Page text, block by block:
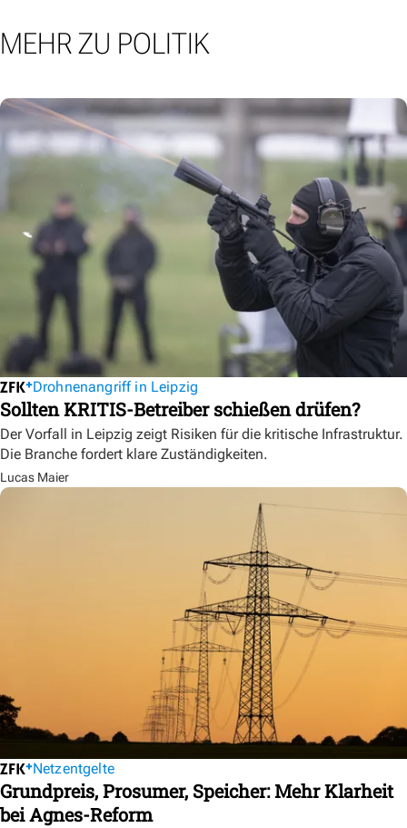
MEHR ZU POLITIK
Drohnenangriff in Leipzig
Sollten KRITIS-Betreiber schießen drüfen?
Der Vorfall in Leipzig zeigt Risiken für die kritische Infrastruktur.
Die Branche fordert klare Zuständigkeiten.
Lucas Maier
Netzentgelte
Grundpreis, Prosumer, Speicher: Mehr Klarheit
bei Agnes-Reform